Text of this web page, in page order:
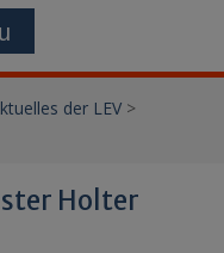
der LEV >
Holter